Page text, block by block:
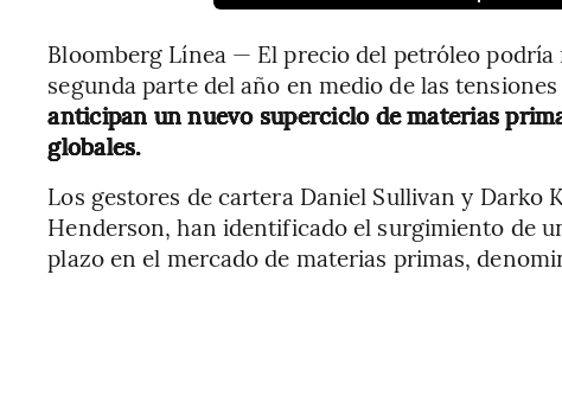
Bloomberg Línea — El precio del petróleo
segunda parte del año en medio de las
anticipan un nuevo superciclo de materias
globales.
Los gestores de cartera Daniel Sullivan y Darko
Henderson, han identificado el surgimiento de
plazo en el mercado de materias primas,